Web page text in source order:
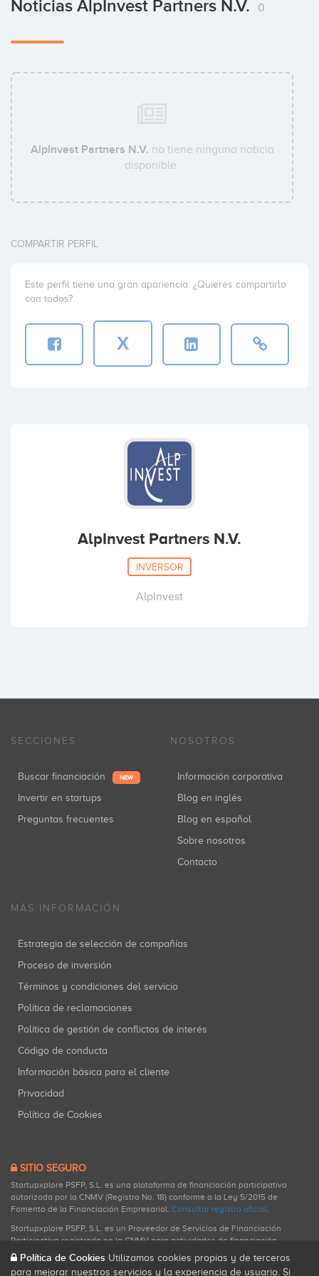
Christophe Nicolas
Noticias AlpInvest Partners N.V. 0
AlpInvest Partners N.V. no tiene ninguna noticia
disponible.
COMPARTIR PERFIL
Este perfil tiene una gran apariencia. ¿Quieres compartirlo
con todos?
X
AlpInvest Partners N.V.
INVERSOR
AlpInvest
SECCIONES
Buscar financiación NEW
Invertir en startups
Preguntas frecuentes
NOSOTROS
Información corporativa
Blog en inglés
Blog en español
Sobre nosotros
Contacto
MÁS INFORMACIÓN
Estrategia de selección de compañías
Proceso de inversión
Términos y condiciones del servicio
Política de reclamaciones
Política de gestión de conflictos de interés
Código de conducta
Información básica para el cliente
Privacidad
Política de Cookies
SITIO SEGURO
Startupxplore PSFP, S.L. es una plataforma de financiación participativa
autorizada por la CNMV (Registro No. 18) conforme a la Ley 5/2015 de
Fomento de la Financiación Empresarial. Consultar registro oficial.
Startupxplore PSFP, S.L. es un Proveedor de Servicios de Financiación
Participativa registrado en la CNMV para actividades de financiación
participativa.
Política de Cookies Utilizamos cookies propias y de terceros
para mejorar nuestros servicios y la experiencia de usuario. Si